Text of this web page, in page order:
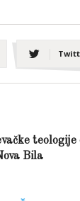
teologije
Bila